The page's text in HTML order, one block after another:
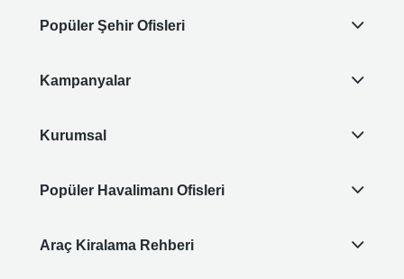
Popüler Şehir Ofisleri
Kampanyalar
Kurumsal
Popüler Havalimanı Ofisleri
Araç Kiralama Rehberi